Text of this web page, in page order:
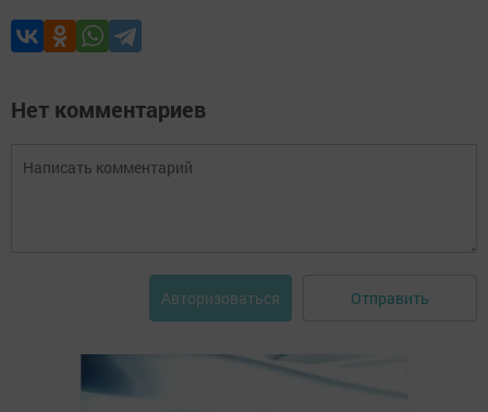
Нет комментариев
Авторизоваться Отправить